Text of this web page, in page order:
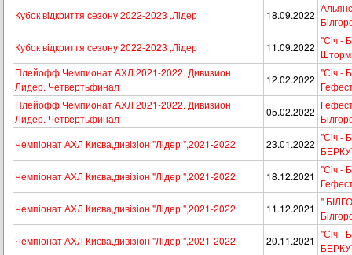
Кубок вiдкриття сезону 2022-2023 ,Лiдер
18.09.2022
Кубок вiдкриття сезону 2022-2023 ,Лiдер
11.09.2022
"Сiч -
Шторм
Плейофф Чемпионат АХЛ 2021-2022. Дивизион
Лидер. Четвертьфинал
12.02.2022
"Сiч -
Плейофф Чемпионат АХЛ 2021-2022. Дивизион
Лидер. Четвертьфинал
05.02.2022
Чемпіонат АХЛ Києва,дивізіон "Лідер ",2021-2022
23.01.2022
"Сiч -
Чемпіонат АХЛ Києва,дивізіон "Лідер ",2021-2022
18.12.2021
"Сiч -
Чемпіонат АХЛ Києва,дивізіон "Лідер ",2021-2022
11.12.2021
"
Чемпіонат АХЛ Києва,дивізіон "Лідер ",2021-2022
20.11.2021
"Сiч -